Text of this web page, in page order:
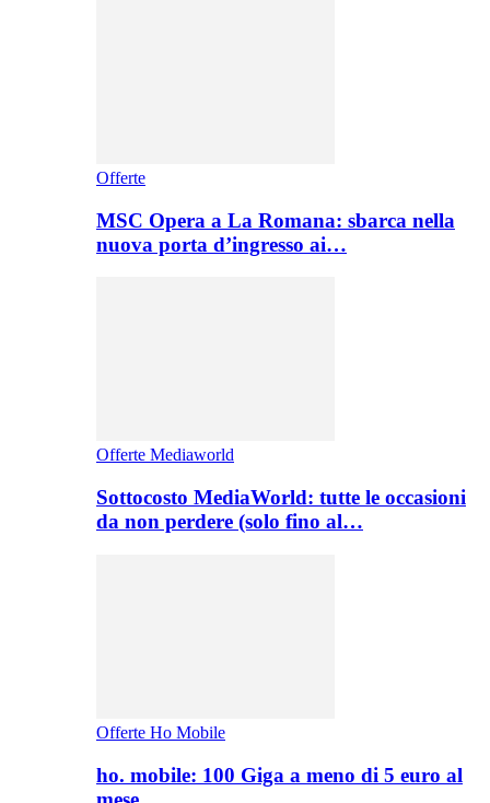
Offerte
MSC Opera a La Romana: sbarca nella
nuova porta d’ingresso ai…
Offerte Mediaworld
Sottocosto MediaWorld: tutte le occasioni
da non perdere (solo fino al…
Offerte Ho Mobile
ho. mobile: 100 Giga a meno di 5 euro al